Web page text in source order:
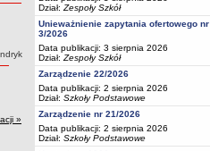
»
Dział: Zespoły Szkół
Unieważnienie zapytania ofertowego nr
3/2026
Data publikacji: 3 sierpnia 2026
Dział: Zespoły Szkół
Zarządzenie 22/2026
Data publikacji: 2 sierpnia 2026
Dział: Szkoły Podstawowe
Zarządzenie nr 21/2026
Data publikacji: 2 sierpnia 2026
Dział: Szkoły Podstawowe